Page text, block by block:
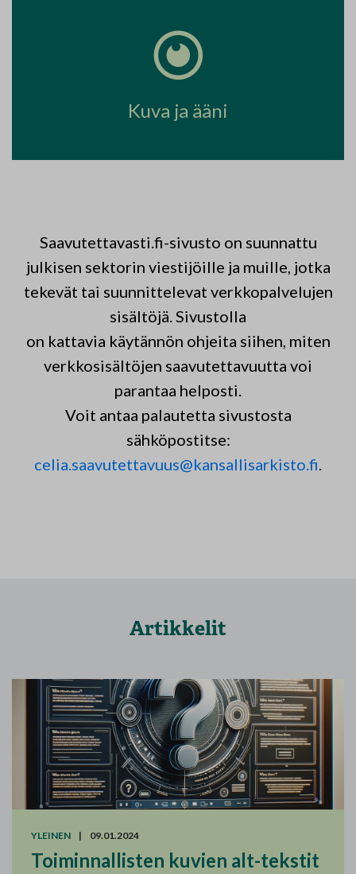
Kuva ja ääni
Saavutettavasti.fi-sivusto on suunnattu
julkisen sektorin viestijöille ja muille, jotka
tekevät tai suunnittelevat verkkopalvelujen
sisältöjä. Sivustolla
on kattavia käytännön ohjeita siihen, miten
verkkosisältöjen saavutettavuutta voi
parantaa helposti.
Voit antaa palautetta sivustosta
sähköpostitse:
celia.saavutettavuus@kansallisarkisto.fi.
Artikkelit
YLEINEN | 09.01.2024
Toiminnallisten kuvien alt-tekstit